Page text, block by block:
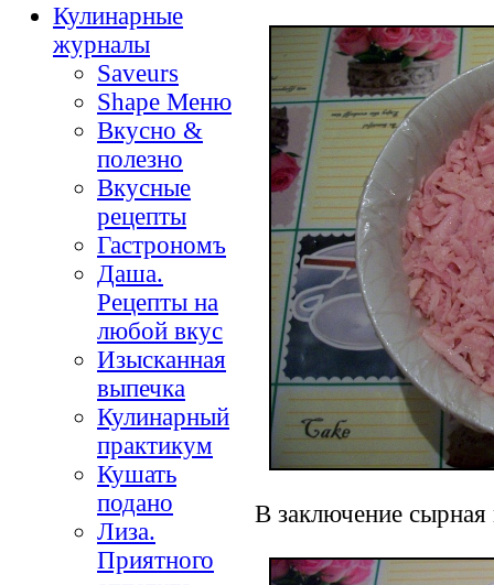
Кулинарные
журналы
Saveurs
Shape Меню
Вкусно &
полезно
Вкусные
рецепты
Гастрономъ
Даша.
Рецепты на
любой вкус
Изысканная
выпечка
Кулинарный
практикум
Кушать
подано
Лиза.
Приятного
В заключение сырная